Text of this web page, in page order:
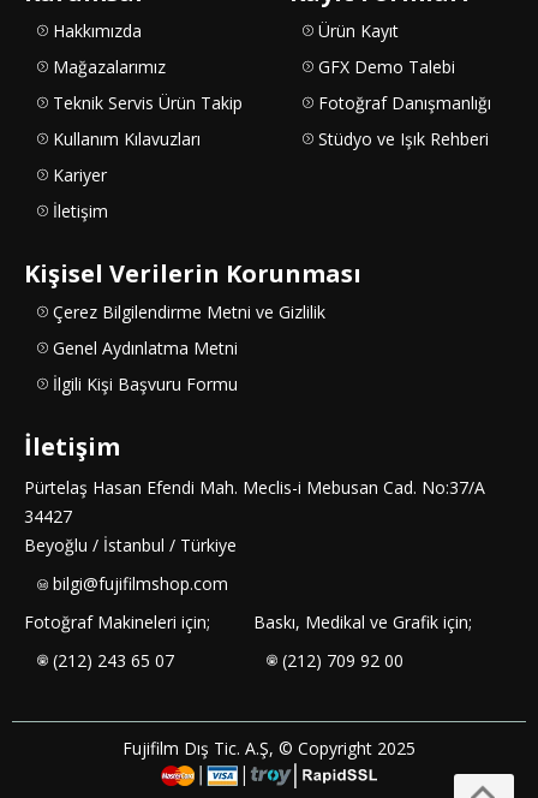
Hakkımızda
Mağazalarımız
Teknik Servis Ürün Takip
Kullanım Kılavuzları
Kariyer
İletişim
Ürün Kayıt
GFX Demo Talebi
Fotoğraf Danışmanlığı
Stüdyo ve Işık Rehberi
Kişisel Verilerin Korunması
Çerez Bilgilendirme Metni ve Gizlilik
Genel Aydınlatma Metni
İlgili Kişi Başvuru Formu
İletişim
Pürtelaş Hasan Efendi Mah. Meclis-i Mebusan Cad. No:37/A
34427
Beyoğlu / İstanbul / Türkiye
bilgi@fujifilmshop.com
Fotoğraf Makineleri için;
(212) 243 65 07
Baskı, Medikal ve Grafik için;
(212) 709 92 00
Fujifilm Dış Tic. A.Ş, © Copyright 2025